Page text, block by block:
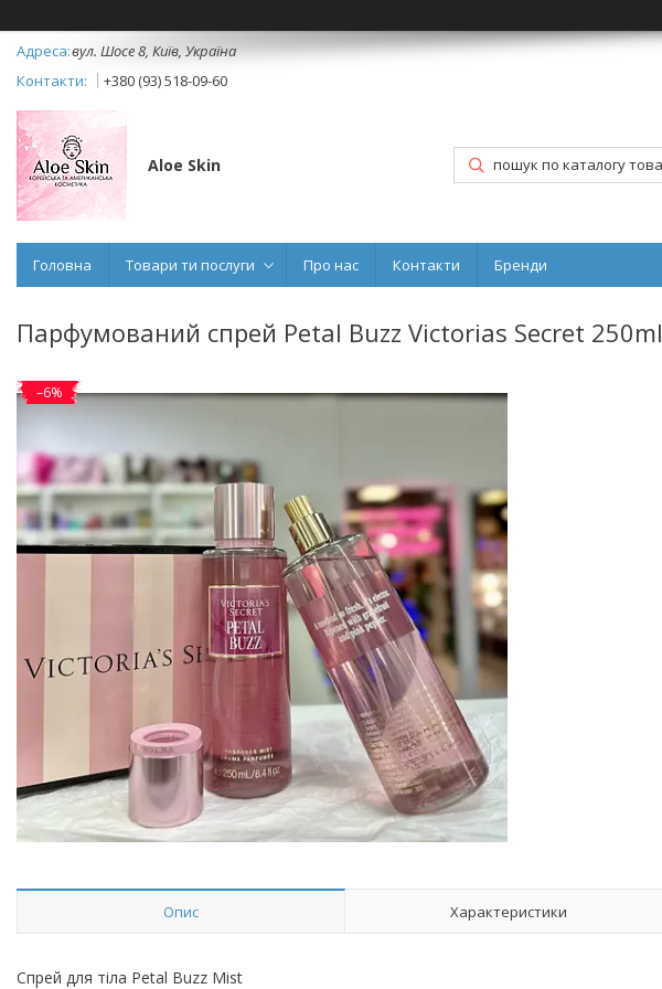
вул. Шосе 8, Київ, Україна
+380 (93) 518-09-60
Aloe Skin
Головна Товари ти послуги Про нас Контакти Бренди
Парфумований спрей Petal Buzz Victorias Secret 250ml
–6%
Опис Характеристики
Спрей для тіла Petal Buzz Mist